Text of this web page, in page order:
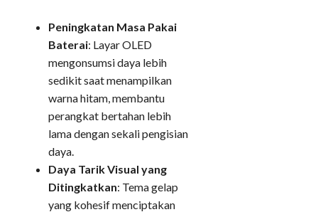
Peningkatan Masa Pakai
Baterai: Layar OLED
mengonsumsi daya lebih
sedikit saat menampilkan
warna hitam, membantu
perangkat bertahan lebih
lama dengan sekali pengisian
daya.
Daya Tarik Visual yang
Ditingkatkan: Tema gelap
yang kohesif menciptakan